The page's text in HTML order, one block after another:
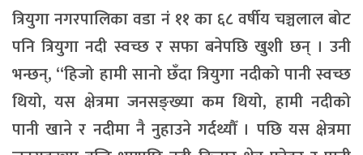
त्रियुगा नगरपालिका वडा नं ११ का ६८ वर्षीय चञ्चलाल बोट
पनि त्रियुगा नदी स्वच्छ र सफा बनेपछि खुशी छन् । उनी
भन्छन्, “हिजो हामी सानो छँदा त्रियुगा नदीको पानी स्वच्छ
थियो, यस क्षेत्रमा जनसङ्ख्या कम थियो, हामी नदीको
पानी खाने र नदीमा नै नुहाउने गर्दथ्यौँ । पछि यस क्षेत्रमा